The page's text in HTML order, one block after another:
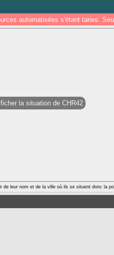
automatisées s'étant taries.
la situation de CHR42
leur nom et de la ville où ils se situent donc la